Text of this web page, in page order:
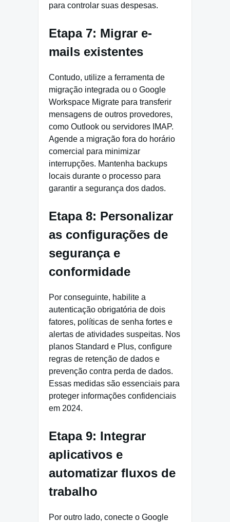
para controlar suas despesas.
Etapa 7: Migrar e-
mails existentes
Contudo, utilize a ferramenta de
migração integrada ou o Google
Workspace Migrate para transferir
mensagens de outros provedores,
como Outlook ou servidores IMAP.
Agende a migração fora do horário
comercial para minimizar
interrupções. Mantenha backups
locais durante o processo para
garantir a segurança dos dados.
Etapa 8: Personalizar
as configurações de
segurança e
conformidade
Por conseguinte, habilite a
autenticação obrigatória de dois
fatores, políticas de senha fortes e
alertas de atividades suspeitas. Nos
planos Standard e Plus, configure
regras de retenção de dados e
prevenção contra perda de dados.
Essas medidas são essenciais para
proteger informações confidenciais
em 2024.
Etapa 9: Integrar
aplicativos e
automatizar fluxos de
trabalho
Por outro lado, conecte o Google